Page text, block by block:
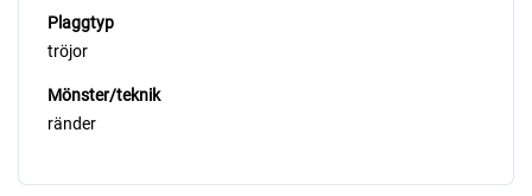
Plaggtyp
tröjor
Mönster/teknik
ränder